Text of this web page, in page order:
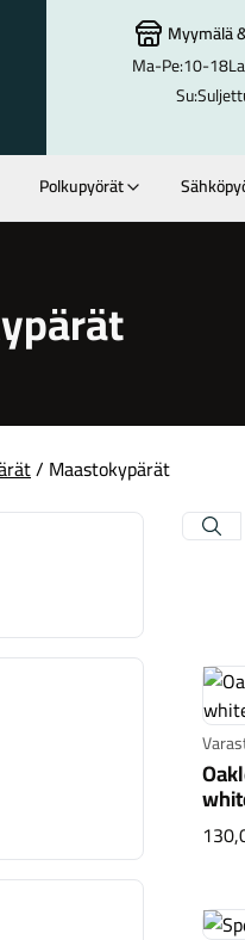
- etusivulle
Myymälä
Ma-Pe:10-18
Su:
Polkupyörät
/ Maastokypärät